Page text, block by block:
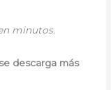
minutos.
descarga más